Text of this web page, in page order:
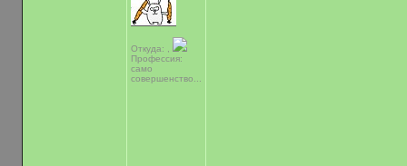
Откуда: ,
Профессия:
само
совершенство...